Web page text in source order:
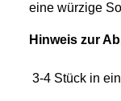
eine würzige
Hinweis zur
3-4 Stück in